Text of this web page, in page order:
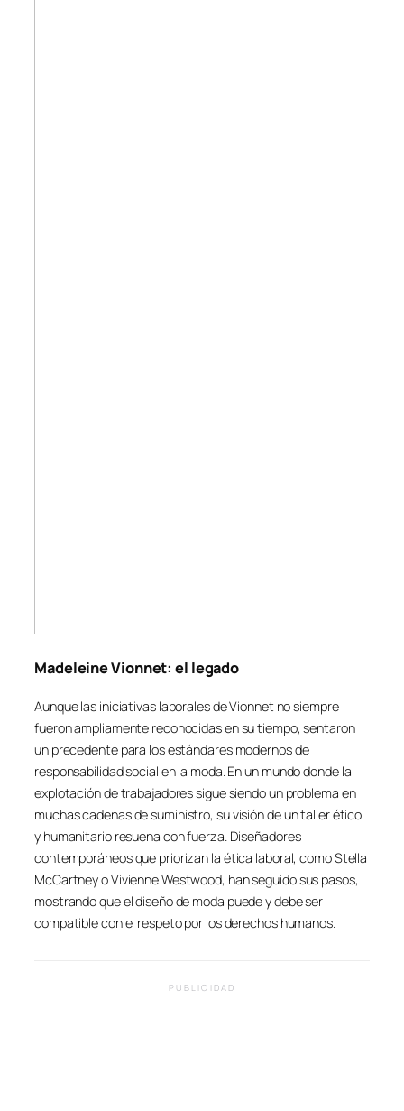
Madeleine Vionnet: el legado
Aunque las iniciativas laborales de Vionnet no siempre
fueron ampliamente reconocidas en su tiempo, sentaron
un precedente para los estándares modernos de
responsabilidad social en la moda. En un mundo donde la
explotación de trabajadores sigue siendo un problema en
muchas cadenas de suministro, su visión de un taller ético
y humanitario resuena con fuerza. Diseñadores
contemporáneos que priorizan la ética laboral, como Stella
McCartney o Vivienne Westwood, han seguido sus pasos,
mostrando que el diseño de moda puede y debe ser
compatible con el respeto por los derechos humanos.
PUBLICIDAD